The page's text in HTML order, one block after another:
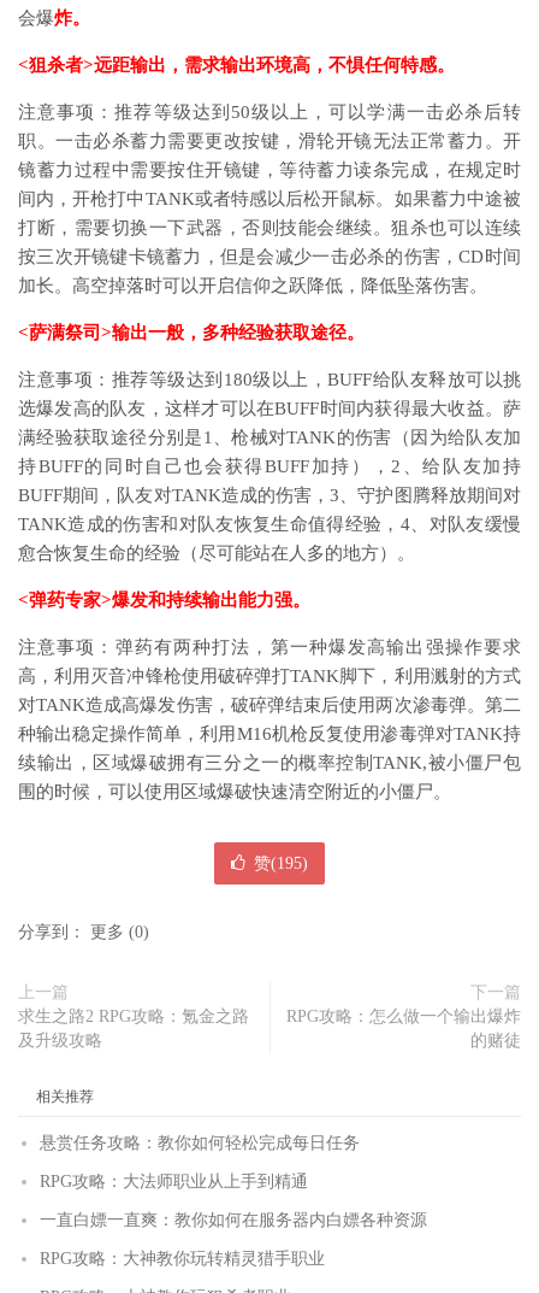
会爆炸。
<狙杀者>远距输出，需求输出环境高，不惧任何特感。
注意事项：推荐等级达到50级以上，可以学满一击必杀后转
职。一击必杀蓄力需要更改按键，滑轮开镜无法正常蓄力。开
镜蓄力过程中需要按住开镜键，等待蓄力读条完成，在规定时
间内，开枪打中TANK或者特感以后松开鼠标。如果蓄力中途被
打断，需要切换一下武器，否则技能会继续。狙杀也可以连续
按三次开镜键卡镜蓄力，但是会减少一击必杀的伤害，CD时间
加长。高空掉落时可以开启信仰之跃降低，降低坠落伤害。
<萨满祭司>输出一般，多种经验获取途径。
注意事项：推荐等级达到180级以上，BUFF给队友释放可以挑
选爆发高的队友，这样才可以在BUFF时间内获得最大收益。萨
满经验获取途径分别是1、枪械对TANK的伤害（因为给队友加
持BUFF的同时自己也会获得BUFF加持），2、给队友加持
BUFF期间，队友对TANK造成的伤害，3、守护图腾释放期间对
TANK造成的伤害和对队友恢复生命值得经验，4、对队友缓慢
愈合恢复生命的经验（尽可能站在人多的地方）。
<弹药专家>爆发和持续输出能力强。
注意事项：弹药有两种打法，第一种爆发高输出强操作要求
高，利用灭音冲锋枪使用破碎弹打TANK脚下，利用溅射的方式
对TANK造成高爆发伤害，破碎弹结束后使用两次渗毒弹。第二
种输出稳定操作简单，利用M16机枪反复使用渗毒弹对TANK持
续输出，区域爆破拥有三分之一的概率控制TANK,被小僵尸包
围的时候，可以使用区域爆破快速清空附近的小僵尸。
赞(195)
分享到： 更多 (0)
上一篇
求生之路2 RPG攻略：氪金之路
及升级攻略
下一篇
RPG攻略：怎么做一个输出爆炸
的赌徒
相关推荐
悬赏任务攻略：教你如何轻松完成每日任务
RPG攻略：大法师职业从上手到精通
一直白嫖一直爽：教你如何在服务器内白嫖各种资源
RPG攻略：大神教你玩转精灵猎手职业